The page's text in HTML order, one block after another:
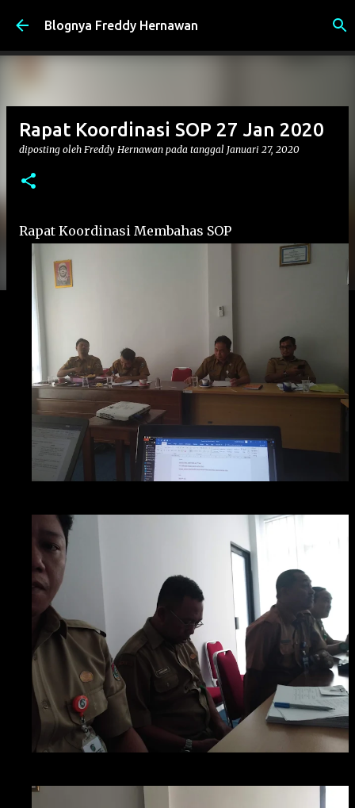
Langsung ke konten utama
Blognya Freddy Hernawan
Rapat Koordinasi SOP 27 Jan 2020
diposting oleh Freddy Hernawan pada tanggal Januari 27, 2020
Rapat Koordinasi Membahas SOP